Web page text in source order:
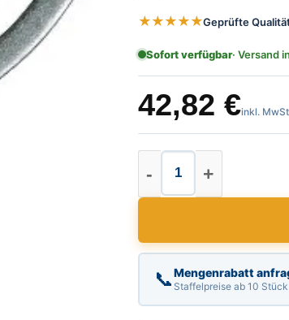
★★★★★Geprüfte
Sofort verfügbar· Versand
42,82 €inkl.
Präzisions
📞Mengenrabatt
Staffelpreise ab 10